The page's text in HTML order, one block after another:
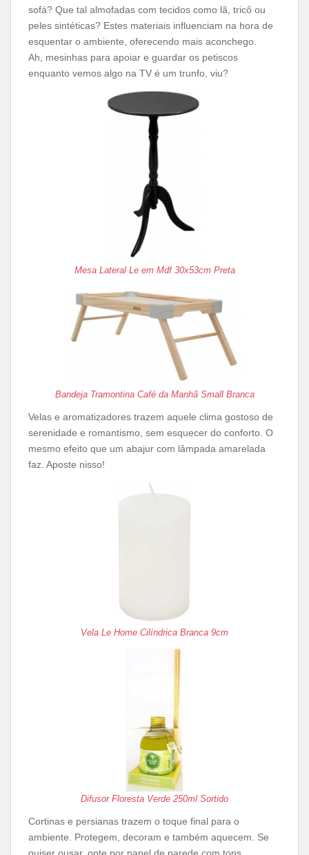
sofá? Que tal almofadas com tecidos como lã, tricô ou
peles sintéticas? Estes materiais influenciam na hora de
esquentar o ambiente, oferecendo mais aconchego.
Ah, mesinhas para apoiar e guardar os petiscos
enquanto vemos algo na TV é um trunfo, viu?
Mesa Lateral Le em Mdf 30x53cm Preta
Bandeja Tramontina Café da Manhã Small Branca
Velas e aromatizadores trazem aquele clima gostoso de
serenidade e romantismo, sem esquecer do conforto. O
mesmo efeito que um abajur com lâmpada amarelada
faz. Aposte nisso!
Vela Le Home Cilíndrica Branca 9cm
Difusor Floresta Verde 250ml Sortido
Cortinas e persianas trazem o toque final para o
ambiente. Protegem, decoram e também aquecem. Se